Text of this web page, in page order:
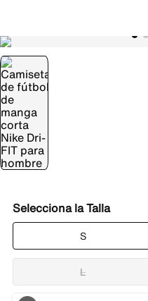
Talla
S
L